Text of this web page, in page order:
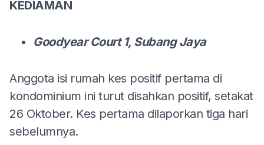
KEDIAMAN
Goodyear Court 1, Subang Jaya
Anggota isi rumah kes positif pertama di
kondominium ini turut disahkan positif, setakat
26 Oktober. Kes pertama dilaporkan tiga hari
sebelumnya.